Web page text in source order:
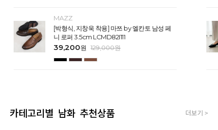
MAZZ
[박형식, 지창욱 착용] 마쯔 by 엘칸토 남성 페
니 로퍼 3.5cm LCMD82I111
39,200원 129,000원
카테고리별 남화 추천상품 더보기 >